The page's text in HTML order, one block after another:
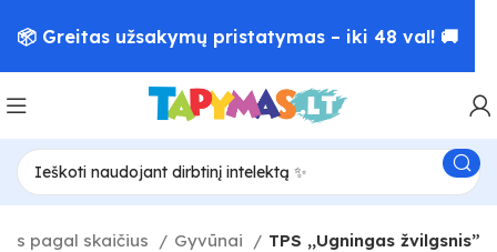
pagal skaičius Gyvūnai
TPS ,,Ugningas žvilgsnis”
📦 Greitas užsakymų pristatymas – iki 48 val! 🚚